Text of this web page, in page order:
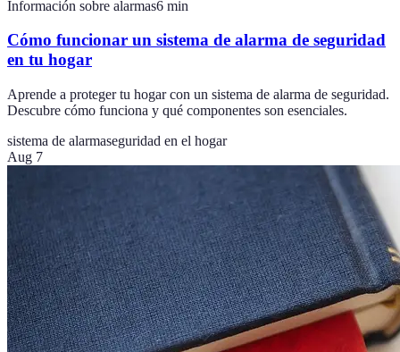
Información sobre alarmas6 min
Cómo funcionar un sistema de alarma de seguridad
en tu hogar
Aprende a proteger tu hogar con un sistema de alarma de seguridad.
Descubre cómo funciona y qué componentes son esenciales.
sistema de alarmaseguridad en el hogar
Aug 7